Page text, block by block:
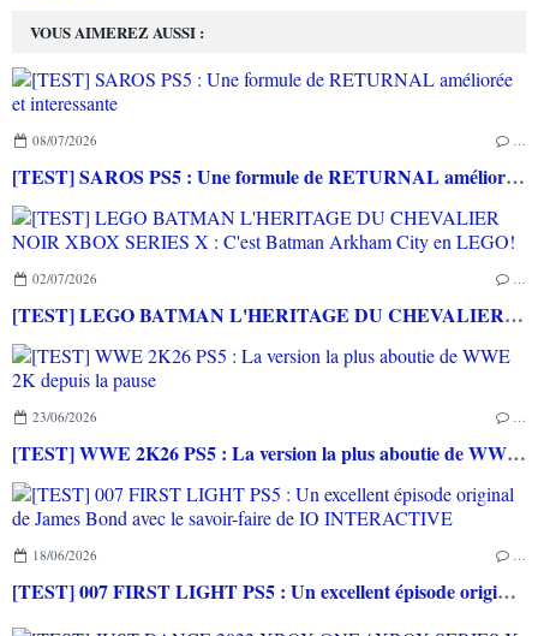
VOUS AIMEREZ AUSSI :
08/07/2026
[TEST] SAROS PS5 : Une formule de RETURNAL améliorée et interessante
02/07/2026
[TEST] LEGO BATMAN L'HERITAGE DU CHEVALIER NOIR XBOX SERIES X : C'est Batman Arkham City en LEGO!
23/06/2026
[TEST] WWE 2K26 PS5 : La version la plus aboutie de WWE 2K depuis la pause
18/06/2026
[TEST] 007 FIRST LIGHT PS5 : Un excellent épisode original de James Bond avec le savoir-faire de IO INTERACTIVE